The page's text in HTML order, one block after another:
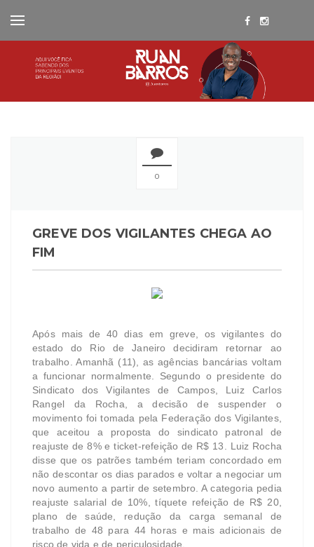
0
GREVE DOS VIGILANTES CHEGA AO
FIM
Após mais de 40 dias em greve, os vigilantes do
estado do Rio de Janeiro decidiram retornar ao
trabalho. Amanhã (11), as agências bancárias voltam
a funcionar normalmente. Segundo o presidente do
Sindicato dos Vigilantes de Campos, Luiz Carlos
Rangel da Rocha, a decisão de suspender o
movimento foi tomada pela Federação dos Vigilantes,
que aceitou a proposta do sindicato patronal de
reajuste de 8% e ticket-refeição de R$ 13. Luiz Rocha
disse que os patrões também teriam concordado em
não descontar os dias parados e voltar a negociar um
novo aumento a partir de setembro. A categoria pedia
reajuste salarial de 10%, tíquete refeição de R$ 20,
plano de saúde, redução da carga semanal de
trabalho de 48 para 44 horas e mais adicionais de
risco de vida e de periculosidade.